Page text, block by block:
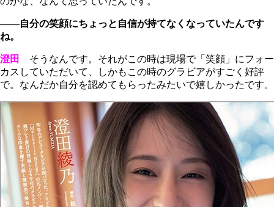
――自分の笑顔にちょっと自信が持てなくなっていたんです
ね。
澄田
そうなんです。それがこの時は現場で「笑顔」にフォー
カスしていただいて、しかもこの時のグラビアがすごく好評
で。なんだか自分を認めてもらったみたいで嬉しかったです。